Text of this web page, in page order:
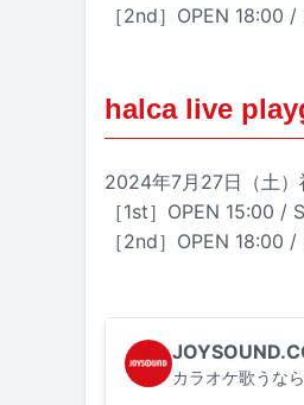
［2nd］OPEN 18:00
halca live
2024年7月27日（土
［1st］OPEN 15:00 /
［2nd］OPEN 18:00
カラオケ歌うな